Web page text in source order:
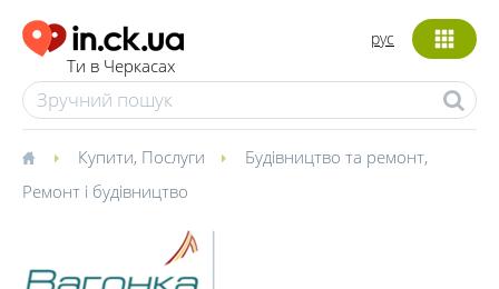
Ти в Черкасах
рус
Купити, Послуги Будівництво та ремонт,
Ремонт і будівництво